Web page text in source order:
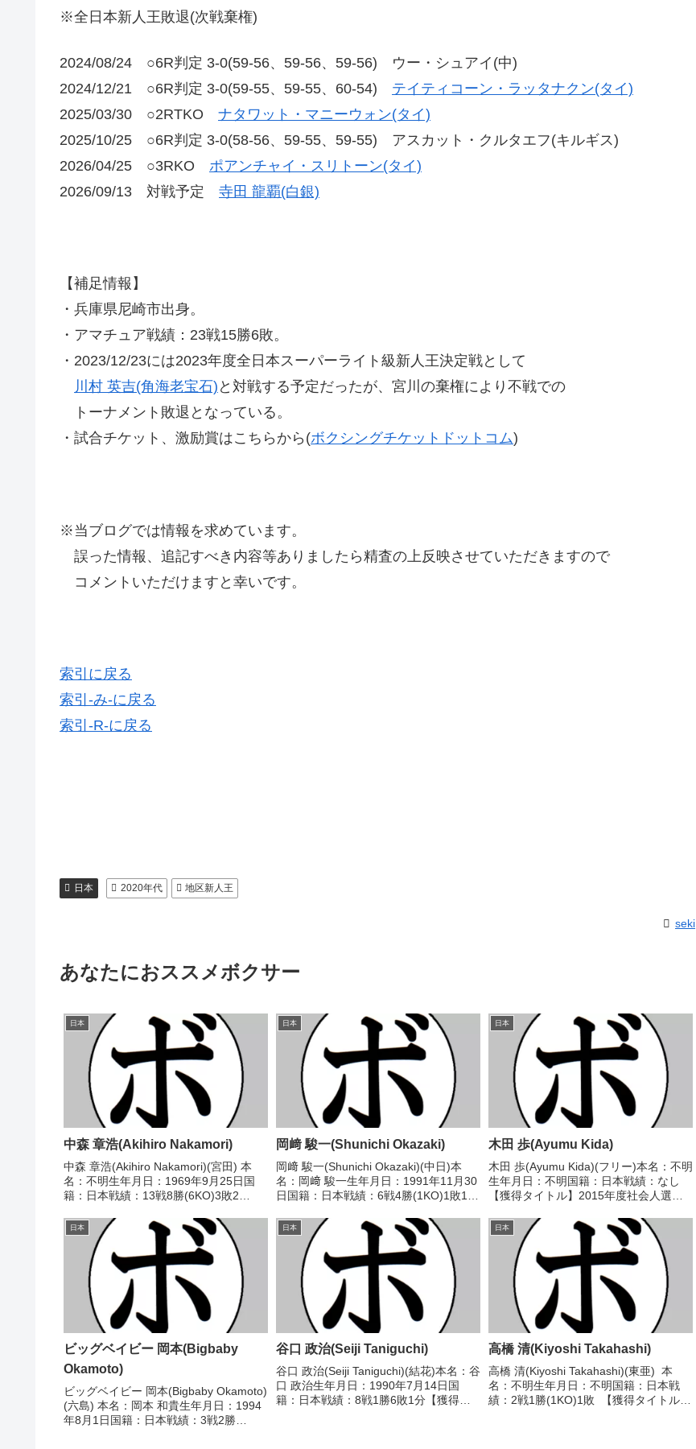
※全日本新人王敗退(次戦棄権)
2024/08/24 ○6R判定 3-0(59-56、59-56、59-56) ウー・シュアイ(中)
2024/12/21 ○6R判定 3-0(59-55、59-55、60-54) テイティコーン・ラッタナクン(タイ)
2025/03/30 ○2RTKO ナタワット・マニーウォン(タイ)
2025/10/25 ○6R判定 3-0(58-56、59-55、59-55) アスカット・クルタエフ(キルギス)
2026/04/25 ○3RKO ポアンチャイ・スリトーン(タイ)
2026/09/13 対戦予定 寺田 龍覇(白銀)
【補足情報】
・兵庫県尼崎市出身。
・アマチュア戦績：23戦15勝6敗。
・2023/12/23には2023年度全日本スーパーライト級新人王決定戦として
川村 英吉(角海老宝石) と対戦する予定だったが、宮川の棄権により不戦での
トーナメント敗退となっている。
・試合チケット、激励賞はこちらから(ボクシングチケットドットコム)
※当ブログでは情報を求めています。
誤った情報、追記すべき内容等ありましたら精査の上反映させていただきますので
コメントいただけますと幸いです。
索引に戻る
索引-み-に戻る
索引-R-に戻る
日本 2020年代 地区新人王
seki
あなたにおススメボクサー
日本
中森 章浩(Akihiro Nakamori)
中森 章浩(Akihiro Nakamori)(宮田) 本
名：不明生年月日：1969年9月25日国
籍：日本戦績：13戦8勝(6KO)3敗2
1992/04/17 ○1RKO 小堀 英次郎(セ
キ)1992/07...
日本
岡﨑 駿一(Shunichi Okazaki)
岡﨑 駿一(Shunichi Okazaki)(中日)本
名：岡﨑 駿一生年月日：1991年11月30
日国籍：日本戦績：6戦4勝(1KO)1敗1分
パーフライ級新人王【戦歴】
2017/06/11 ○4R判定...
日本
木田 歩(Ayumu Kida)
木田 歩(Ayumu Kida)(フリー)本名：不明
生年月日：不明国籍：日本戦績：なし
【獲得タイトル】2015年度社会人選手
【戦歴】なし【補足情報】・社会人選手
権の優勝は認定によるもの。・
2019/11/...
日本
ビッグベイビー 岡本(Bigbaby
Okamoto)
ビッグベイビー 岡本(Bigbaby Okamoto)
(六島) 本名：岡本 和貴生年月日：1994
年8月1日国籍：日本戦績：3戦2勝
日本
谷口 政治(Seiji Taniguchi)
谷口 政治(Seiji Taniguchi)(結花)本名：谷
口 政治生年月日：1990年7月14日国
籍：日本戦績：8戦1勝6敗1分【獲得タ
日本
高橋 清(Kiyoshi Takahashi)
高橋 清(Kiyoshi Takahashi)(東亜) 本
名：不明生年月日：不明国籍：日本戦
績：2戦1勝(1KO)1敗 【獲得タイトル】